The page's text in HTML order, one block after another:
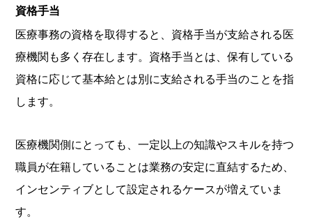
資格手当
医療事務の資格を取得すると、資格手当が支給される医
療機関も多く存在します。資格手当とは、保有している
資格に応じて基本給とは別に支給される手当のことを指
します。
医療機関側にとっても、一定以上の知識やスキルを持つ
職員が在籍していることは業務の安定に直結するため、
インセンティブとして設定されるケースが増えていま
す。